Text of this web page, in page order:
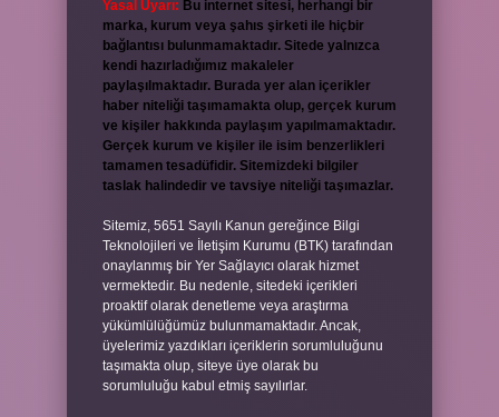
Yasal Uyarı: Bu internet sitesi, herhangi bir
marka, kurum veya şahıs şirketi ile hiçbir
bağlantısı bulunmamaktadır. Sitede yalnızca
kendi hazırladığımız makaleler
paylaşılmaktadır. Burada yer alan içerikler
haber niteliği taşımamakta olup, gerçek kurum
ve kişiler hakkında paylaşım yapılmamaktadır.
Gerçek kurum ve kişiler ile isim benzerlikleri
tamamen tesadüfidir. Sitemizdeki bilgiler
taslak halindedir ve tavsiye niteliği taşımazlar.
Sitemiz, 5651 Sayılı Kanun gereğince Bilgi
Teknolojileri ve İletişim Kurumu (BTK) tarafından
onaylanmış bir Yer Sağlayıcı olarak hizmet
vermektedir. Bu nedenle, sitedeki içerikleri
proaktif olarak denetleme veya araştırma
yükümlülüğümüz bulunmamaktadır. Ancak,
üyelerimiz yazdıkları içeriklerin sorumluluğunu
taşımakta olup, siteye üye olarak bu
sorumluluğu kabul etmiş sayılırlar.